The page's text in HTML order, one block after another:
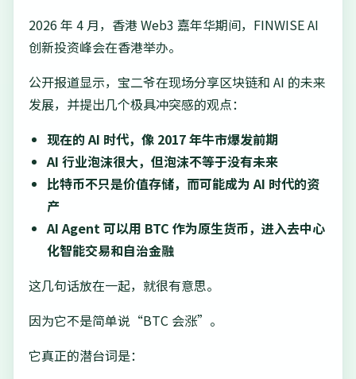
2026 年 4 月，香港 Web3 嘉年华期间，FINWISE AI
创新投资峰会在香港举办。
公开报道显示，宝二爷在现场分享区块链和 AI 的未来
发展，并提出几个极具冲突感的观点：
现在的 AI 时代，像 2017 年牛市爆发前期
AI 行业泡沫很大，但泡沫不等于没有未来
比特币不只是价值存储，而可能成为 AI 时代的资
产
AI Agent 可以用 BTC 作为原生货币，进入去中心
化智能交易和自治金融
这几句话放在一起，就很有意思。
因为它不是简单说“BTC 会涨”。
它真正的潜台词是：